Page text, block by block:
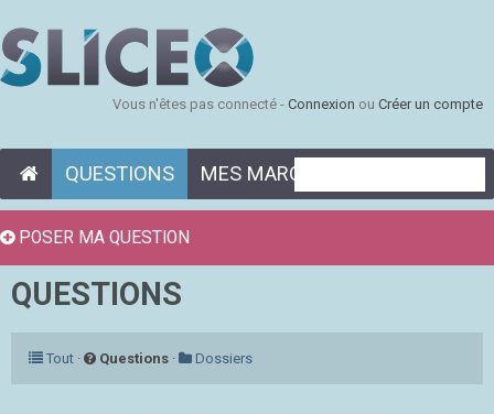
Vous n'êtes pas connecté - Connexion ou Créer un compte
QUESTIONS MES MARQUE-PAGES
QUESTIONS
Tout · Questions · Dossiers
POSER MA QUESTION